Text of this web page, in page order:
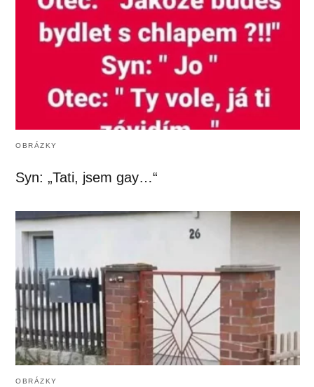
OBRÁZKY
Syn: „Tati, jsem gay…“
OBRÁZKY